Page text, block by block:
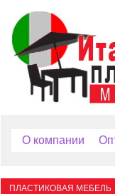
О компании
ПЛАСТИКОВАЯ МЕБЕЛЬ